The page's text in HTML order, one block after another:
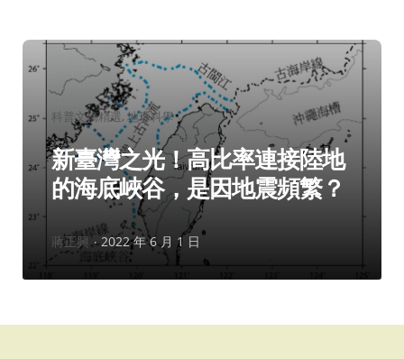
分
類：
科普文摘精選 地球科學
新臺灣之光！高比率連接陸地
的海底峽谷，是因地震頻繁？
作
者：
蔣正興 2022 年 6 月 1 日